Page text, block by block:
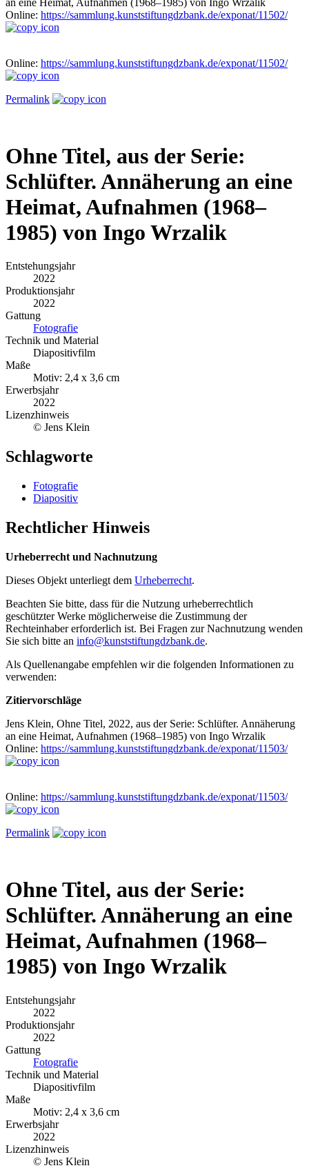
Online: https://sammlung.kunststiftungdzbank.de/exponat/11502/
Online: https://sammlung.kunststiftungdzbank.de/exponat/11502/
Permalink
Ohne Titel, aus der Serie:
Schlüfter. Annäherung an eine
Heimat, Aufnahmen (1968–
1985) von Ingo Wrzalik
Entstehungsjahr
2022
Produktionsjahr
2022
Gattung
Fotografie
Technik und Material
Diapositivfilm
Maße
Motiv: 2,4 x 3,6 cm
Erwerbsjahr
2022
Lizenzhinweis
© Jens Klein
Schlagworte
Fotografie
Diapositiv
Rechtlicher Hinweis
Urheberrecht und Nachnutzung
Dieses Objekt unterliegt dem Urheberrecht.
Beachten Sie bitte, dass für die Nutzung urheberrechtlich
geschützter Werke möglicherweise die Zustimmung der
Rechteinhaber erforderlich ist. Bei Fragen zur Nachnutzung wenden
Sie sich bitte an info@kunststiftungdzbank.de.
Als Quellenangabe empfehlen wir die folgenden Informationen zu
verwenden:
Zitiervorschläge
Jens Klein, Ohne Titel, 2022, aus der Serie: Schlüfter. Annäherung
an eine Heimat, Aufnahmen (1968–1985) von Ingo Wrzalik
Online: https://sammlung.kunststiftungdzbank.de/exponat/11503/
Online: https://sammlung.kunststiftungdzbank.de/exponat/11503/
Permalink
Ohne Titel, aus der Serie:
Schlüfter. Annäherung an eine
Heimat, Aufnahmen (1968–
1985) von Ingo Wrzalik
Entstehungsjahr
2022
Produktionsjahr
2022
Gattung
Fotografie
Technik und Material
Diapositivfilm
Maße
Motiv: 2,4 x 3,6 cm
Erwerbsjahr
2022
Lizenzhinweis
© Jens Klein